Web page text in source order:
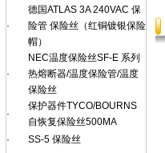
·
德国ATLAS 3A 240VAC 保
险管 保险丝（红铜镀银保险
帽）
·
NEC温度保险丝SF-E 系列
热熔断器/温度保险管/温度
保险丝
·
保护器件TYCO/BOURNS
自恢复保险丝500MA
·
SS-5 保险丝